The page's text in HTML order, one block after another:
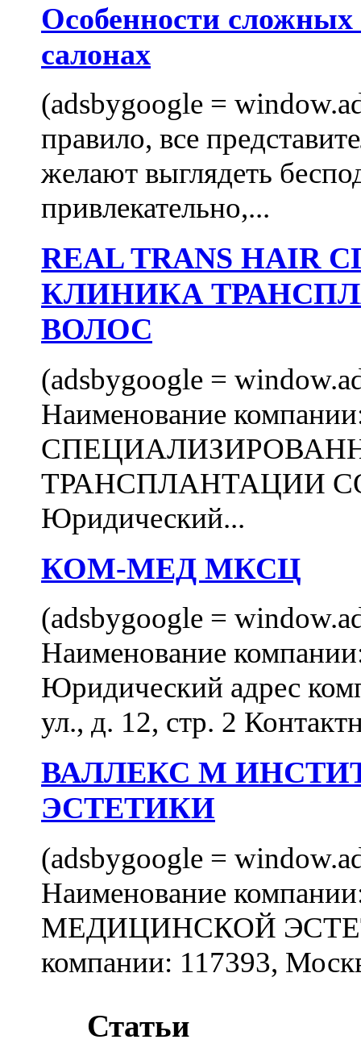
Особенности
салонах
(adsbygoogle =
правило, все
желают выглядеть
привлекательно,...
REAL TRANS
КЛИНИКА
ВОЛОС
(adsbygoogle =
Наименование
ТРАНСПЛАНТАЦИИ
Юридический...
КОМ-МЕД МКСЦ
(adsbygoogle =
Наименование
Юридический адрес
ул., д. 12, стр. 2
ВАЛЛЕКС М
ЭСТЕТИКИ
(adsbygoogle =
Наименование
МЕДИЦИНСКОЙ
компании: 117393,
Статьи